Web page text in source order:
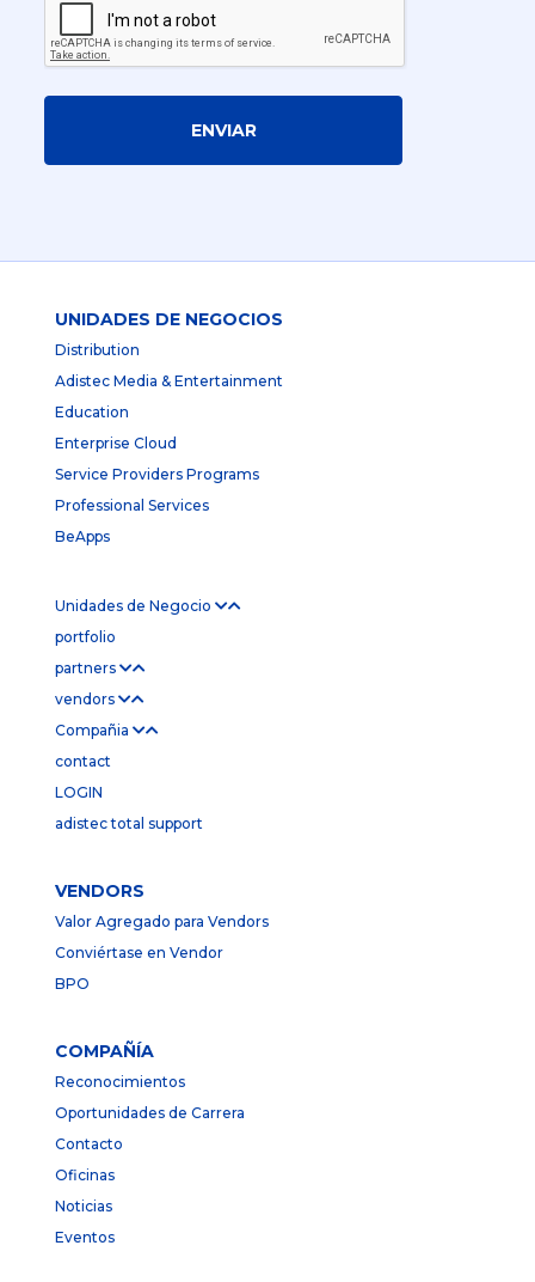
ENVIAR
UNIDADES DE NEGOCIOS
Distribution
Adistec Media & Entertainment
Education
Enterprise Cloud
Service Providers Programs
Professional Services
BeApps
Unidades de Negocio
portfolio
partners
vendors
Compañia
contact
LOGIN
adistec total support
VENDORS
Valor Agregado para Vendors
Conviértase en Vendor
BPO
COMPAÑÍA
Reconocimientos
Oportunidades de Carrera
Contacto
Oficinas
Noticias
Eventos